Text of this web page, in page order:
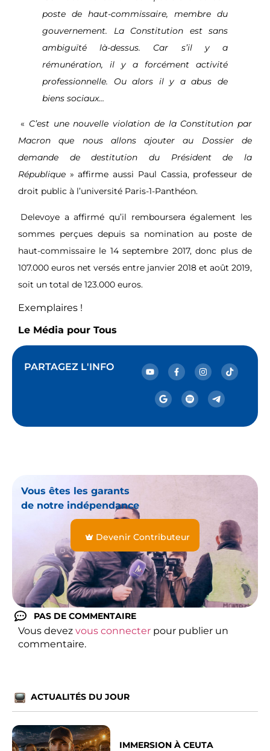
poste de haut-commissaire, membre du
gouvernement. La Constitution est sans
ambiguïté là-dessus. Car s’il y a
rémunération, il y a forcément activité
professionnelle. Ou alors il y a abus de
biens sociaux…
« C’est une nouvelle violation de la Constitution par
Macron que nous allons ajouter au Dossier de
demande de destitution du Président de la
République » affirme aussi Paul Cassia, professeur de
droit public à l’université Paris-1-Panthéon.
Delevoye a affirmé qu’il remboursera également les
sommes perçues depuis sa nomination au poste de
haut-commissaire le 14 septembre 2017, donc plus de
107.000 euros net versés entre janvier 2018 et août 2019,
soit un total de 123.000 euros.
Exemplaires !
Le Média pour Tous
PARTAGEZ L'INFO
Vous êtes les garants
de notre indépendance
Devenir Contributeur
PAS DE COMMENTAIRE
Vous devez vous connecter pour publier un
commentaire.
ACTUALITÉS DU JOUR
IMMERSION À CEUTA